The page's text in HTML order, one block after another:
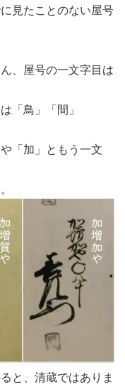
見たことのない屋号
、屋号の一文字目は
「鳥」「間」
「加」ともう一文
と、清蔵ではありま